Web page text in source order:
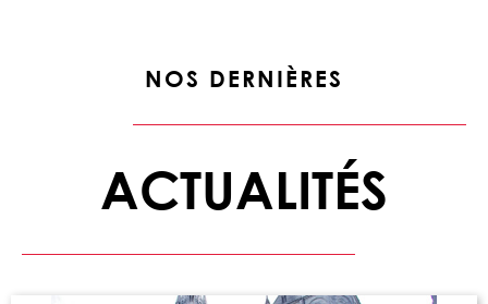
NOS DERNIÈRES
ACTUALITÉS